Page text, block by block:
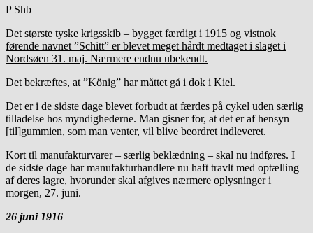
P Shb
Det største tyske krigsskib – bygget færdigt i 1915 og vistnok
førende navnet ”Schitt” er blevet meget hårdt medtaget i slaget i
Nordsøen 31. maj. Nærmere endnu ubekendt.
Det bekræftes, at ”König” har måttet gå i dok i Kiel.
Det er i de sidste dage blevet forbudt at færdes på cykel uden særlig
tilladelse hos myndighederne. Man gisner for, at det er af hensyn
[til]gummien, som man venter, vil blive beordret indleveret.
Kort til manufakturvarer – særlig beklædning – skal nu indføres. I
de sidste dage har manufakturhandlere nu haft travlt med optælling
af deres lagre, hvorunder skal afgives nærmere oplysninger i
morgen, 27. juni.
26 juni 1916